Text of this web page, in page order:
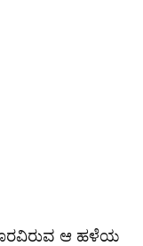
ಆ ಹಳೆಯ